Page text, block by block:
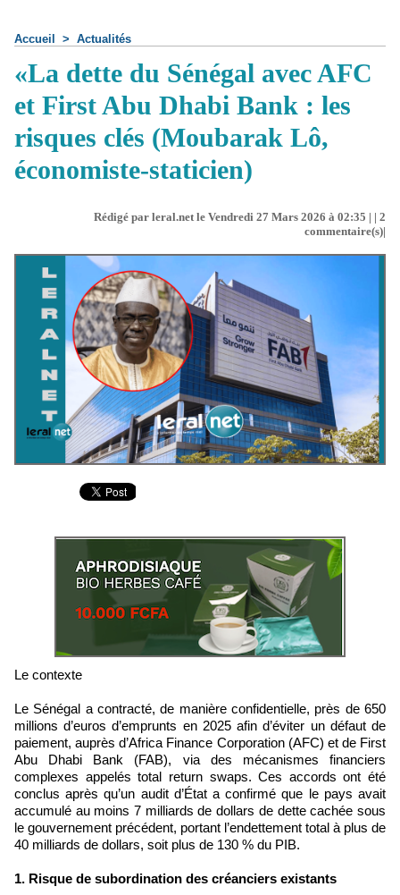
Accueil > Actualités
«La dette du Sénégal avec AFC
et First Abu Dhabi Bank : les
risques clés (Moubarak Lô,
économiste-staticien)
Rédigé par leral.net le Vendredi 27 Mars 2026 à 02:35 | | 2
commentaire(s)|
Le contexte
Le Sénégal a contracté, de manière confidentielle, près de 650
millions d’euros d’emprunts en 2025 afin d’éviter un défaut de
paiement, auprès d’Africa Finance Corporation (AFC) et de First
Abu Dhabi Bank (FAB), via des mécanismes financiers
complexes appelés total return swaps. Ces accords ont été
conclus après qu’un audit d’État a confirmé que le pays avait
accumulé au moins 7 milliards de dollars de dette cachée sous
le gouvernement précédent, portant l’endettement total à plus de
40 milliards de dollars, soit plus de 130 % du PIB.
1. Risque de subordination des créanciers existants